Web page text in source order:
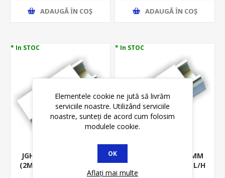
ADAUGĂ ȊN COŞ ADAUGĂ ȊN COŞ
* In STOC
JGHEAB PVC 40*16MM
(2M) MF0013-31170 L/H
* In STOC
JGHEAB PVC 40*25MM
(2M) MF0013-31180 L/H
Elementele cookie ne jută să livrăm
serviciile noastre. Utilizând serviciile
noastre, sunteți de acord cum folosim
modulele cookie.
OK
Aflați mai multe